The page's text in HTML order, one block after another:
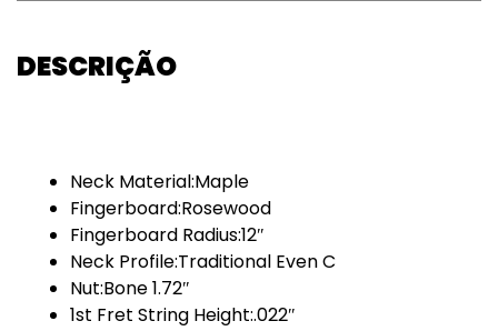
DESCRIÇÃO
Neck Material:Maple
Fingerboard:Rosewood
Fingerboard Radius:12″
Neck Profile:Traditional Even C
Nut:Bone 1.72″
1st Fret String Height:.022″